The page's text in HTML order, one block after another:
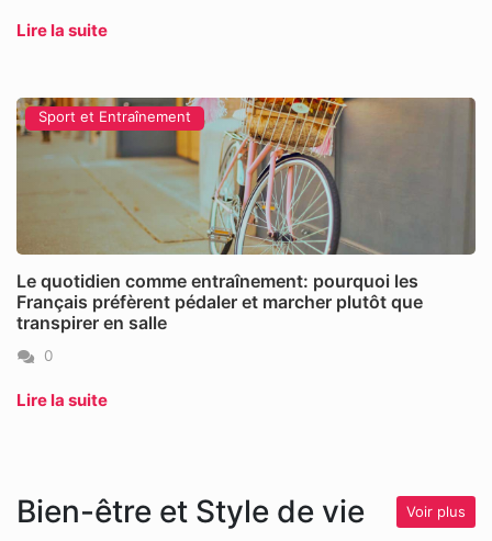
Lire la suite
Sport et Entraînement
Le quotidien comme entraînement: pourquoi les
Français préfèrent pédaler et marcher plutôt que
transpirer en salle
0
Lire la suite
Bien-être et Style de vie Voir plus